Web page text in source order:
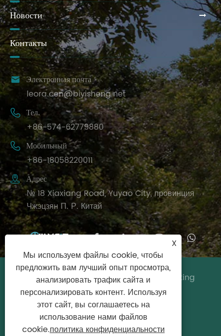
Новости
Контакты
 Электронная почта
leora.cen@biyisheng.net
 Тел.
+86-574-62779880
 Мобильный
+86-18058220011
 Адрес
№ 18 Xiaxiang Road, Yuyao City, провинция
Чжэцзян П. Р. Китай
Copyright © 2024 Ningbo Biyisheng Sporting
Goods Co., Ltd. Все права защищены.
Links|Sitemap| RSS|XML|политика
конфиденциальности
X
Мы используем файлы cookie, чтобы
предложить вам лучший опыт просмотра,
анализировать трафик сайта и
персонализировать контент. Используя
этот сайт, вы соглашаетесь на
использование нами файлов
cookie.политика конфиденциальности